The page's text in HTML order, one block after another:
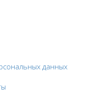
данных